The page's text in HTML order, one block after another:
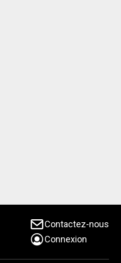
Contactez-nous
Connexion